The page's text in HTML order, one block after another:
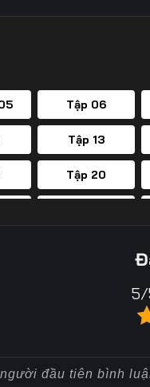
Tập 06
Tập 13
Tập 20
5/